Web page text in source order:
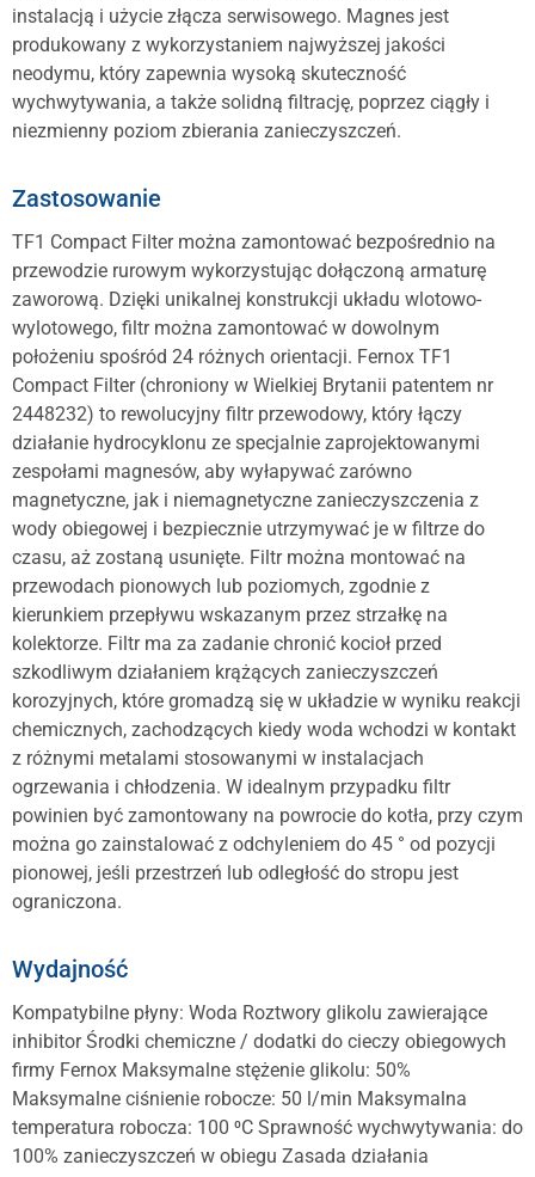
instalacją i użycie złącza serwisowego. Magnes jest
produkowany z wykorzystaniem najwyższej jakości
neodymu, który zapewnia wysoką skuteczność
wychwytywania, a także solidną filtrację, poprzez ciągły i
niezmienny poziom zbierania zanieczyszczeń.
Zastosowanie
TF1 Compact Filter można zamontować bezpośrednio na
przewodzie rurowym wykorzystując dołączoną armaturę
zaworową. Dzięki unikalnej konstrukcji układu wlotowo-
wylotowego, filtr można zamontować w dowolnym
położeniu spośród 24 różnych orientacji. Fernox TF1
Compact Filter (chroniony w Wielkiej Brytanii patentem nr
2448232) to rewolucyjny filtr przewodowy, który łączy
działanie hydrocyklonu ze specjalnie zaprojektowanymi
zespołami magnesów, aby wyłapywać zarówno
magnetyczne, jak i niemagnetyczne zanieczyszczenia z
wody obiegowej i bezpiecznie utrzymywać je w filtrze do
czasu, aż zostaną usunięte. Filtr można montować na
przewodach pionowych lub poziomych, zgodnie z
kierunkiem przepływu wskazanym przez strzałkę na
kolektorze. Filtr ma za zadanie chronić kocioł przed
szkodliwym działaniem krążących zanieczyszczeń
korozyjnych, które gromadzą się w układzie w wyniku reakcji
chemicznych, zachodzących kiedy woda wchodzi w kontakt
z różnymi metalami stosowanymi w instalacjach
ogrzewania i chłodzenia. W idealnym przypadku filtr
powinien być zamontowany na powrocie do kotła, przy czym
można go zainstalować z odchyleniem do 45 ° od pozycji
pionowej, jeśli przestrzeń lub odległość do stropu jest
ograniczona.
Wydajność
Kompatybilne płyny: Woda Roztwory glikolu zawierające
inhibitor Środki chemiczne / dodatki do cieczy obiegowych
firmy Fernox Maksymalne stężenie glikolu: 50%
Maksymalne ciśnienie robocze: 50 l/min Maksymalna
temperatura robocza: 100 ⁰C Sprawność wychwytywania: do
100% zanieczyszczeń w obiegu Zasada działania